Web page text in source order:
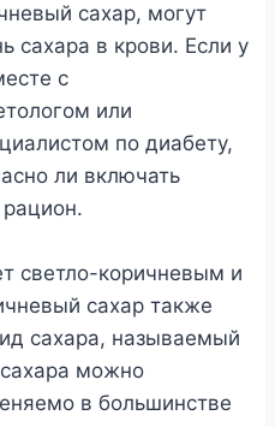
сахар, могут
сахара в крови. Если у
с
или
по диабету,
ли включать
светло-коричневым и
сахар также
сахара, называемый
можно
в большинстве